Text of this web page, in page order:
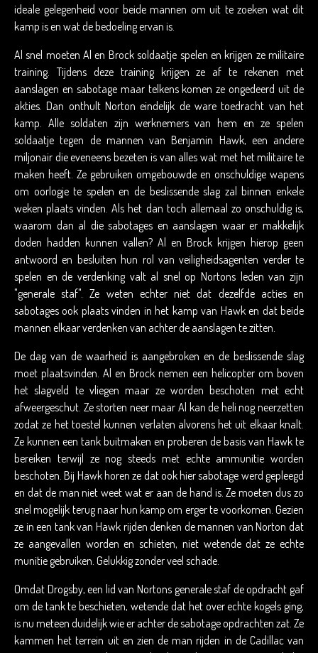
ideale gelegenheid voor beide mannen om uit te zoeken wat dit
kamp is en wat de bedoeling ervan is.
Al snel moeten Al en Brock soldaatje spelen en krijgen ze militaire
training. Tijdens deze training krijgen ze af te rekenen met
aanslagen en sabotage maar telkens komen ze ongedeerd uit de
akties. Dan onthult Norton eindelijk de ware toedracht van het
kamp. Alle soldaten zijn werknemers van hem en ze spelen
soldaatje tegen de mannen van Benjamin Hawk, een andere
miljonair die eveneens bezeten is van alles wat met het militaire te
maken heeft. Ze gebruiken omgebouwde en onschuldige wapens
om oorlogje te spelen en de beslissende slag zal binnen enkele
weken plaats vinden. Als het dan toch allemaal zo onschuldig is,
waarom dan al die sabotages en aanslagen waar er makkelijk
doden hadden kunnen vallen? Al en Brock krijgen hierop geen
antwoord en besluiten hun rol van veiligheidsagenten verder te
spelen en de verdenking valt al snel op Nortons leden van zijn
"generale staf". Ze weten echter niet dat dezelfde acties en
sabotages ook plaats vinden in het kamp van Hawk en dat beide
mannen elkaar verdenken van achter de aanslagen te zitten.
De dag van de waarheid is aangebroken en de beslissende slag
moet plaatsvinden. Al en Brock nemen een helicopter om boven
het slagveld te vliegen maar ze worden beschoten met echt
afweergeschut. Ze storten neer maar Al kan de heli nog neerzetten
zodat ze het toestel kunnen verlaten alvorens het uit elkaar knalt.
Ze kunnen een tank buitmaken en proberen de basis van Hawk te
bereiken terwijl ze nog steeds met echte ammunitie worden
beschoten. Bij Hawk horen ze dat ook hier sabotage werd gepleegd
en dat de man niet weet wat er aan de hand is. Ze moeten dus zo
snel mogelijk terug naar hun kamp om erger te voorkomen. Gezien
ze in een tank van Hawk rijden denken de mannen van Norton dat
ze aangevallen worden en schieten, niet wetende dat ze echte
munitie gebruiken. Gelukkig zonder veel schade.
Omdat Drogsby, een lid van Nortons generale staf de opdracht gaf
om de tank te beschieten, wetende dat het over echte kogels ging,
is nu meteen duidelijk wie er achter de sabotage opdrachten zat. Ze
kammen het terrein uit en zien de man rijden in de Cadillac van